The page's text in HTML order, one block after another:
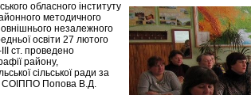
обласного інституту
методичного
незалежного
освіти 27 лютого
ст. проведено
району,
сільської ради за
СОІППО Попова В.Д.